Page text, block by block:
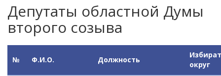
Депутаты областной Думы
второго созыва
№ Ф.И.О. Должность
округ